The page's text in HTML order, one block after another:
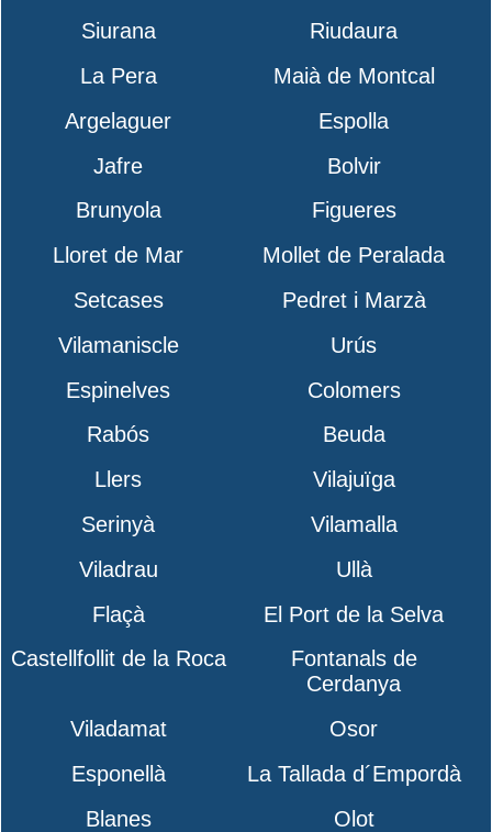
Siurana
Riudaura
La Pera
Maià de Montcal
Argelaguer
Espolla
Jafre
Bolvir
Brunyola
Figueres
Lloret de Mar
Mollet de Peralada
Setcases
Pedret i Marzà
Vilamaniscle
Urús
Espinelves
Colomers
Rabós
Beuda
Llers
Vilajuïga
Serinyà
Vilamalla
Viladrau
Ullà
Flaçà
El Port de la Selva
Castellfollit de la Roca
Fontanals de
Cerdanya
Viladamat
Osor
Esponellà
La Tallada d´Empordà
Blanes
Olot